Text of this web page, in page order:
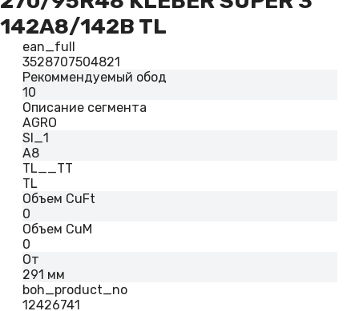
142A8/142B TL
ean_full
3528707504821
Рекоммендуемый обод
10
Описание сегмента
AGRO
SI_1
A8
TL__TT
TL
Объем CuFt
0
Объем CuM
0
От
291 мм
boh_product_no
12426741